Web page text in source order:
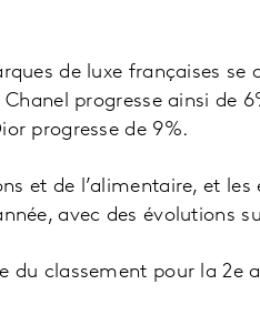
de luxe françaises se
progresse ainsi de
progresse de 9%.
et de l’alimentaire, et
avec des évolutions
du classement pour la 2e